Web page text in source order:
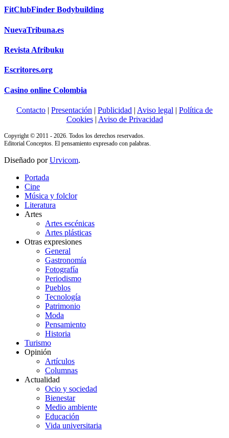
FitClubFinder Bodybuilding
NuevaTribuna.es
Revista Afribuku
Escritores.org
Casino online Colombia
Contacto | Presentación | Publicidad | Aviso legal | Política de
Cookies| Aviso de Privacidad
Copyright © 2011 - 2026. Todos los derechos reservados.
Editorial Conceptos. El pensamiento expresado con palabras.
Diseñado porUrvicom.
Portada
Cine
Música y folclor
Literatura
Artes
Artes escénicas
Artes plásticas
Otras expresiones
General
Gastronomía
Fotografía
Periodismo
Pueblos
Tecnología
Patrimonio
Moda
Pensamiento
Historia
Turismo
Opinión
Artículos
Columnas
Actualidad
Ocio y sociedad
Bienestar
Medio ambiente
Educación
Vida universitaria